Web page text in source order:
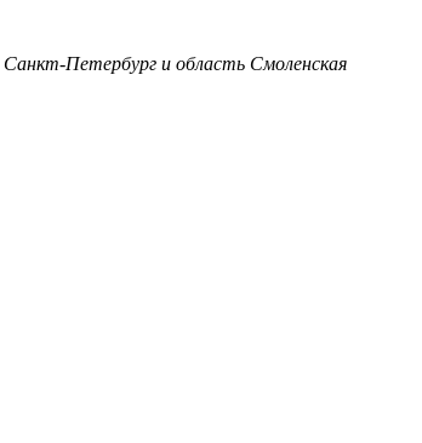
Санкт-Петербург и область Смоленская